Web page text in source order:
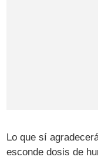
Lo que sí
esconde dosis de